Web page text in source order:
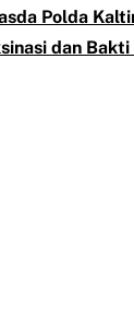
Polda
dan Bakti